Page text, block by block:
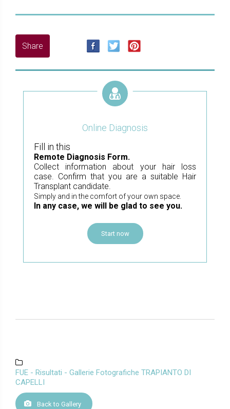
Online Diagnosis
Fill in this
Remote Diagnosis Form.
Collect information about your hair loss
case. Confirm that you are a suitable Hair
Transplant candidate.
Simply and in the comfort of your own space.
In any case, we will be glad to see you.
Start now
FUE - Risultati - Gallerie Fotografiche TRAPIANTO DI
CAPELLI
Back to Gallery